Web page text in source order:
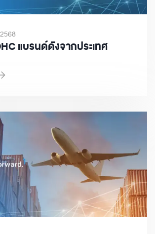
แบรนด์ดังจากประเทศ
รนด์ดังจากประเทศญี่ปุ่น